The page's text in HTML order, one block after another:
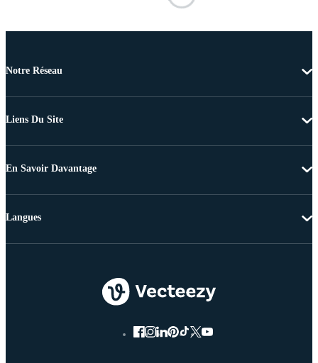
Notre Réseau
Liens Du Site
En Savoir Davantage
Langues